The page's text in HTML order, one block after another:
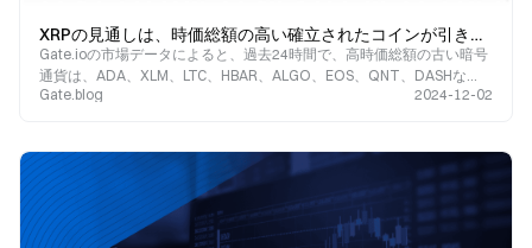
XRPの見通しは、時価総額の高い確立されたコインが引き続き上昇する中、どうなるでしょうか？
Gate.ioの市場データによると、過去24時間で、高時価総額の古い暗号
通貨は、ADA、XLM、LTC、HBAR、ALGO、EOS、QNT、DASHな
ど、すべてが大幅な上昇を見ています。
Gate.blog 2024-12-02